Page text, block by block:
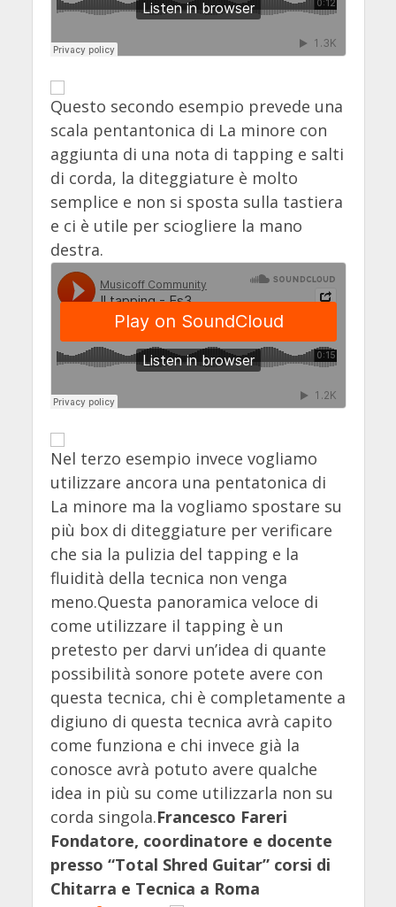
Questo secondo esempio prevede una
scala pentantonica di La minore con
aggiunta di una nota di tapping e salti
di corda, la diteggiature è molto
semplice e non si sposta sulla tastiera
e ci è utile per sciogliere la mano
destra.
Nel terzo esempio invece vogliamo
utilizzare ancora una pentatonica di
La minore ma la vogliamo spostare su
più box di diteggiature per verificare
che sia la pulizia del tapping e la
fluidità della tecnica non venga
meno.Questa panoramica veloce di
come utilizzare il tapping è un
pretesto per darvi un’idea di quante
possibilità sonore potete avere con
questa tecnica, chi è completamente a
digiuno di questa tecnica avrà capito
come funziona e chi invece già la
conosce avrà potuto avere qualche
idea in più su come utilizzarla non su
corda singola.Francesco Fareri
Fondatore, coordinatore e docente
presso “Total Shred Guitar” corsi di
Chitarra e Tecnica a Roma